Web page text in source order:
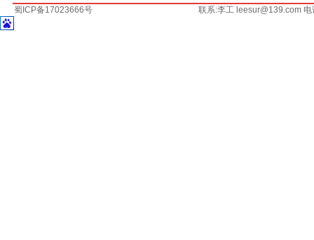
蜀ICP备17023666号 联系:李工 leesur@139.com